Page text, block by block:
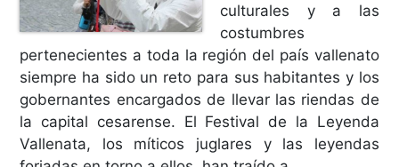
culturales y a las
costumbres
pertenecientes a toda la región del país vallenato
siempre ha sido un reto para sus habitantes y los
gobernantes encargados de llevar las riendas de
la capital cesarense. El Festival de la Leyenda
Vallenata, los míticos juglares y las leyendas